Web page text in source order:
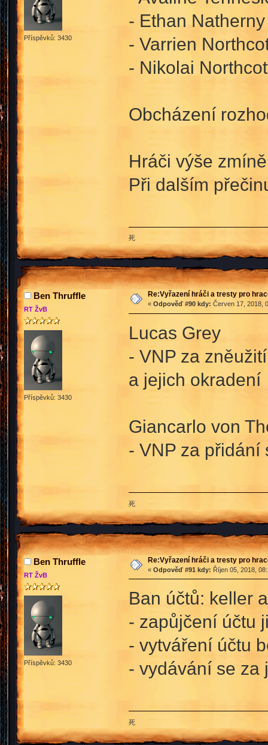
Příspěvků: 3430
- Ethan
- Varrien
- Nikolai
Obcházení
Hráči výše
Při dalším
死
Ben Thruffle
RT ŽvB
Příspěvků: 3430
Re:Vyřazení hráči a tresty pro
« Odpověď #90 kdy: Červen 17, 2018,
Lucas Grey
- VNP za
a jejich okradení
Giancarlo von
- VNP za přidání
死
Ben Thruffle
RT ŽvB
Příspěvků: 3430
Re:Vyřazení hráči a tresty pro
« Odpověď #91 kdy: Říjen 05, 2018,
Ban účtů: keller
- zapůjčení účtu
- vytváření účtu
- vydávání se za
死